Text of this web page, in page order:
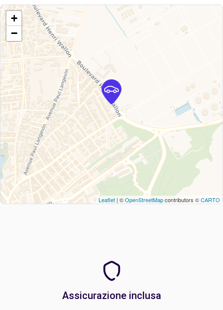
+
−
Leaflet | ©OpenStreetMapcontributors ©CARTO
Assicurazione inclusa